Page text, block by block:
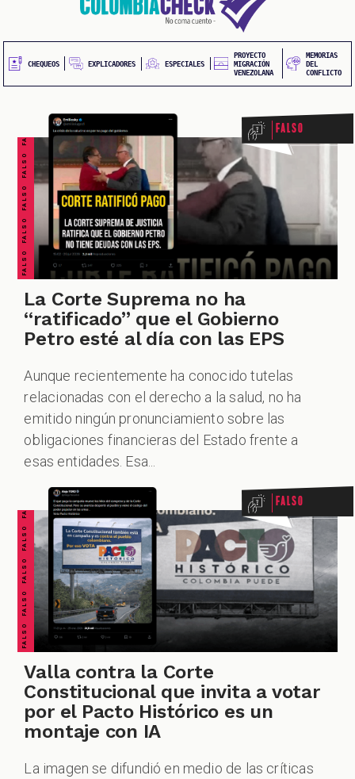
CHEQUEOS EXPLICADORES ESPECIALES
PROYECTO
MIGRACIÓN
VENEZOLANA
MEMORIAS
DEL
CONFLICTO
FALSO FALSO FALSO FALSO FALSO FALSO FALSO Falso
La Corte Suprema no ha
“ratificado” que el Gobierno
Petro esté al día con las EPS
Aunque recientemente ha conocido tutelas
relacionadas con el derecho a la salud, no ha
emitido ningún pronunciamiento sobre las
obligaciones financieras del Estado frente a
esas entidades. Esa...
FALSO FALSO FALSO FALSO FALSO FALSO FALSO Falso
Valla contra la Corte
Constitucional que invita a votar
por el Pacto Histórico es un
montaje con IA
La imagen se difundió en medio de las críticas